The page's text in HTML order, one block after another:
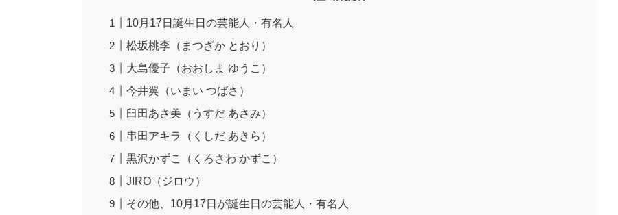
10月17日誕生日の芸能人・有名人
松坂桃李（まつざか とおり）
大島優子（おおしま ゆうこ）
今井翼（いまい つばさ）
臼田あさ美（うすだ あさみ）
串田アキラ（くしだ あきら）
黒沢かずこ（くろさわ かずこ）
JIRO（ジロウ）
その他、10月17日が誕生日の芸能人・有名人